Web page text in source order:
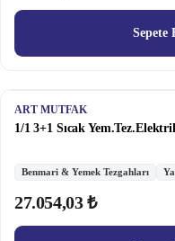
Sepete
ART MUTFAK
1/1 3+1 Sıcak
Benmari & Yemek Tezgahları
27.054,03 ₺